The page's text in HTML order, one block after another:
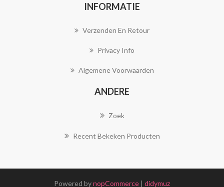
INFORMATIE
Verzenden En Retour
Privacy Info
Algemene Voorwaarden
ANDERE
Zoek
Recent Bekeken Producten
Powered bynopCommerce | didymuz